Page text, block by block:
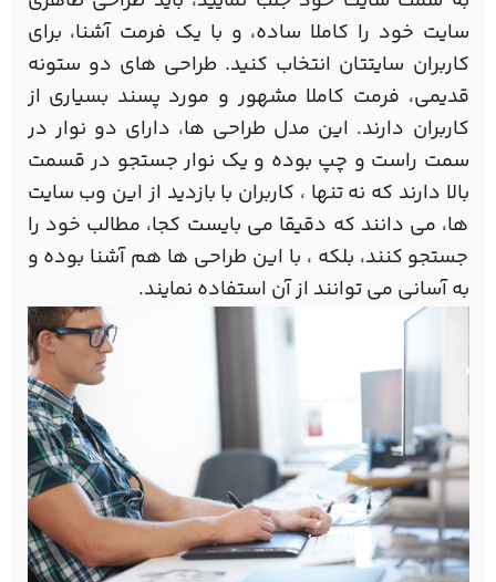
سایت خود را کاملا ساده، و با یک فرمت آشنا، برای
کاربران سایتتان انتخاب کنید. طراحی های دو ستونه
قدیمی، فرمت کاملا مشهور و مورد پسند بسیاری از
کاربران دارند. این مدل طراحی ها، دارای دو نوار در
سمت راست و چپ بوده و یک نوار جستجو در قسمت
بالا دارند که نه تنها ، کاربران با بازدید از این وب سایت
ها، می دانند که دقیقا می بایست کجا، مطالب خود را
جستجو کنند، بلکه ، با این طراحی ها هم آشنا بوده و
به آسانی می توانند از آن استفاده نمایند.